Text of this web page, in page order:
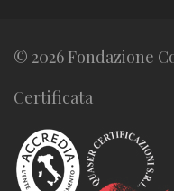
© 2026 Fondazione
Certificata